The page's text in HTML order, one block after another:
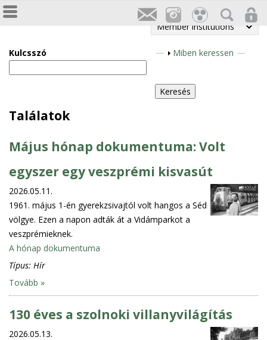
Member institutions
Kulcsszó
S
o
w
Miben keressen
Találatok
Május hónap dokumentuma: Volt
egyszer egy veszprémi kisvasút
2026.05.11.
1961. május 1-én gyerekzsivajtól volt hangos a Séd
völgye. Ezen a napon adták át a Vidámparkot a
veszprémieknek.
A hónap dokumentuma
Típus: Hír
Tovább »
130 éves a szolnoki villanyvilágítás
2026.05.13.